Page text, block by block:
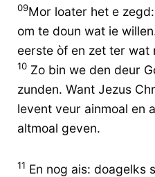
09Mor loater het e
om te doun wat ie
eerste òf en zet ter wat
10 Zo bin we den deur
zunden. Want Jezus
levent veur ainmoal en
altmoal geven.
11 En nog ais: doagelks